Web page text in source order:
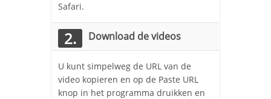
Safari.
2. Download de videos
U kunt simpelweg de URL van de
video kopieren en op de Paste URL
knop in het programma druikken en